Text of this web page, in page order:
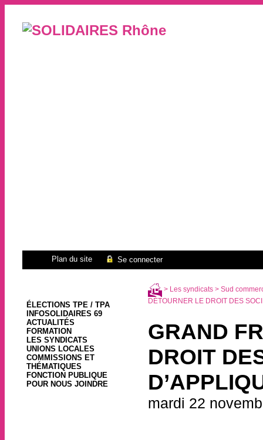
Plan du site Se connecter
ÉLECTIONS TPE / TPA
INFOSOLIDAIRES 69
ACTUALITÉS
FORMATION
LES SYNDICATS
UNIONS LOCALES
COMMISSIONS ET
THÉMATIQUES
FONCTION PUBLIQUE
POUR NOUS JOINDRE
> Les syndicats> Sud
DÉTOURNER LE DROIT DES
GRAND
DROIT
mardi 22